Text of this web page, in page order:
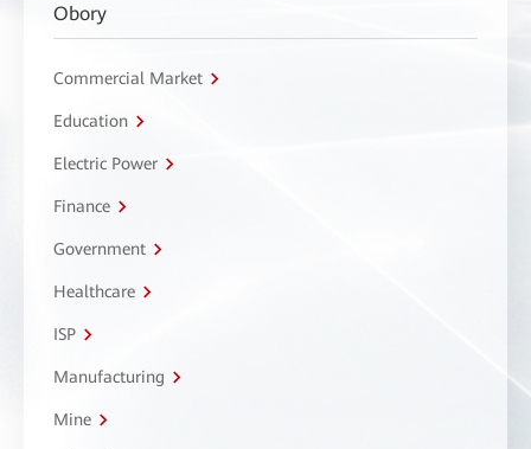
Obory
Commercial Market
Education
Electric Power
Finance
Government
Healthcare
ISP
Manufacturing
Mine